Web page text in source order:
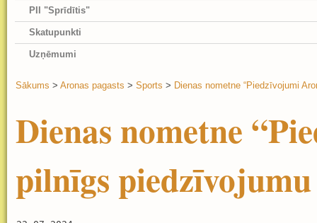
PII "Sprīdītis"
Skatupunkti
Uzņēmumi
Sākums > Aronas pagasts > Sports > Dienas nometne “Piedzīvojumi
Dienas nometne
pilnīgs